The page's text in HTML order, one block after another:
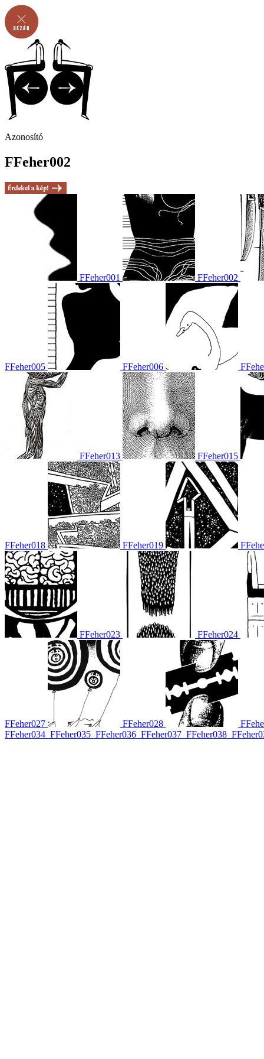
Azonosító
FFeher002
FFeher001 FFeher002
FFeher005 FFeher006
FFeher013 FFeher015
FFeher018 FFeher019
FFeher023 FFeher024
FFeher027 FFeher028
FFeher034 FFeher035 FFeher036 FFeher037 FFeher038